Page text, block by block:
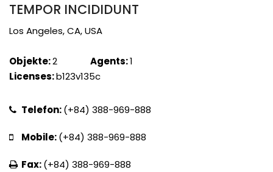
TEMPOR INCIDIDUNT
Los Angeles, CA, USA
Objekte:2 Agents:1
Licenses:b123v135c
Telefon:(+84) 388-969-888
Mobile:(+84) 388-969-888
Fax:(+84) 388-969-888